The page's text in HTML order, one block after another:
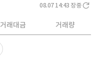
08.07 14:43 장중
거래대금 거래량